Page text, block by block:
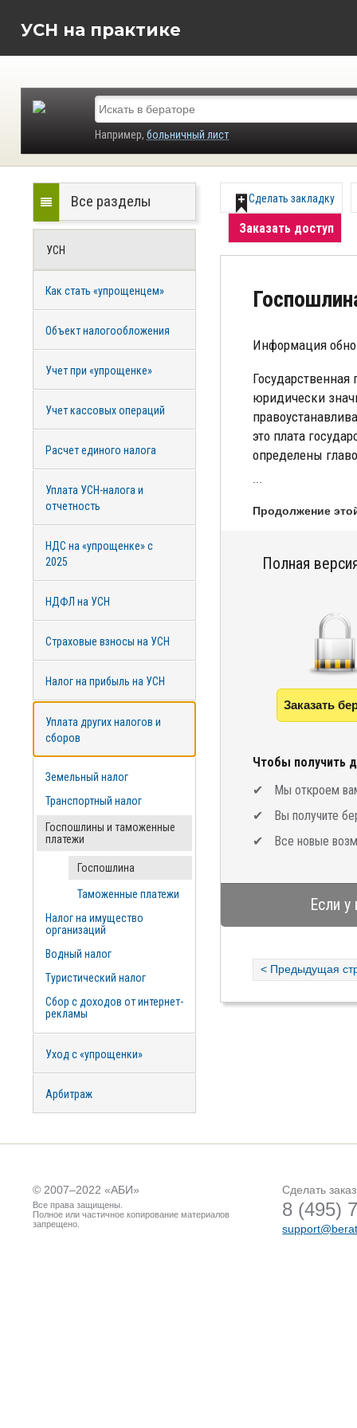
УСН на практике
Например, больничный лист
Сделать закладку
Заказать доступ
Информация
юридически
это плата
определены
Продолжение
Полная
Заказать
Чтобы получить
Мы откроем
Вы получите
Все новые
Если
< Предыдущая
Все разделы
УСН
Как стать «упрощенцем»
Объект налогообложения
Учет при «упрощенке»
Учет кассовых операций
Расчет единого налога
Уплата УСН-налога и
отчетность
НДС на «упрощенке» с
2025
НДФЛ на УСН
Страховые взносы на УСН
Налог на прибыль на УСН
Уплата других налогов и
сборов
Земельный налог
Транспортный налог
Госпошлины и таможенные
платежи
Госпошлина
Таможенные платежи
Налог на имущество
организаций
Водный налог
Туристический налог
Сбор с доходов от интернет-
рекламы
Уход с «упрощенки»
Арбитраж
© 2007–2022 «АБИ»
Все права защищены.
Полное или частичное копирование материалов
запрещено.
Сделать
8 (495)